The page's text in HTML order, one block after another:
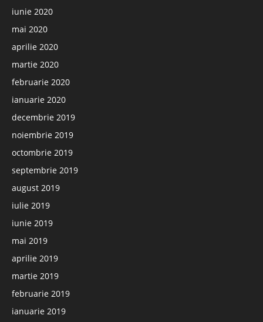
iunie 2020
mai 2020
aprilie 2020
martie 2020
februarie 2020
ianuarie 2020
decembrie 2019
noiembrie 2019
octombrie 2019
septembrie 2019
august 2019
iulie 2019
iunie 2019
mai 2019
aprilie 2019
martie 2019
februarie 2019
ianuarie 2019